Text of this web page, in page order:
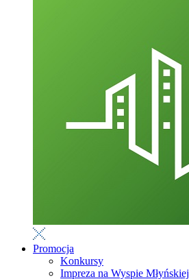
Promocja
Konkursy
Impreza na Wyspie Młyńskiej